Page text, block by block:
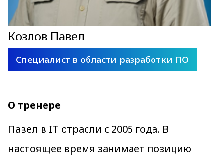
Козлов Павел
Специалист в области разработки ПО
О тренере
Павел в IT отрасли с 2005 года. В
настоящее время занимает позицию